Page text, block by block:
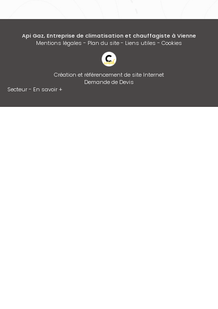
Api Gaz, Entreprise de climatisation et chauffagiste à Vienne
Mentions légales - Plan du site- Liens utiles - Cookies
Création et référencement de site Internet
Demande de Devis
Secteur- En savoir +